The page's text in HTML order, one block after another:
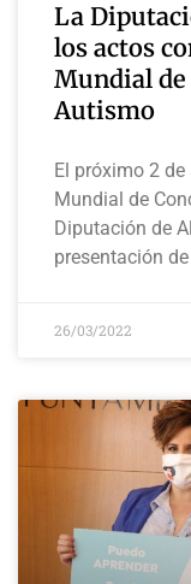
La
los actos
Mundial de
Autismo
El próximo 2
Mundial de
Diputación de
presentación de
26/03/2022